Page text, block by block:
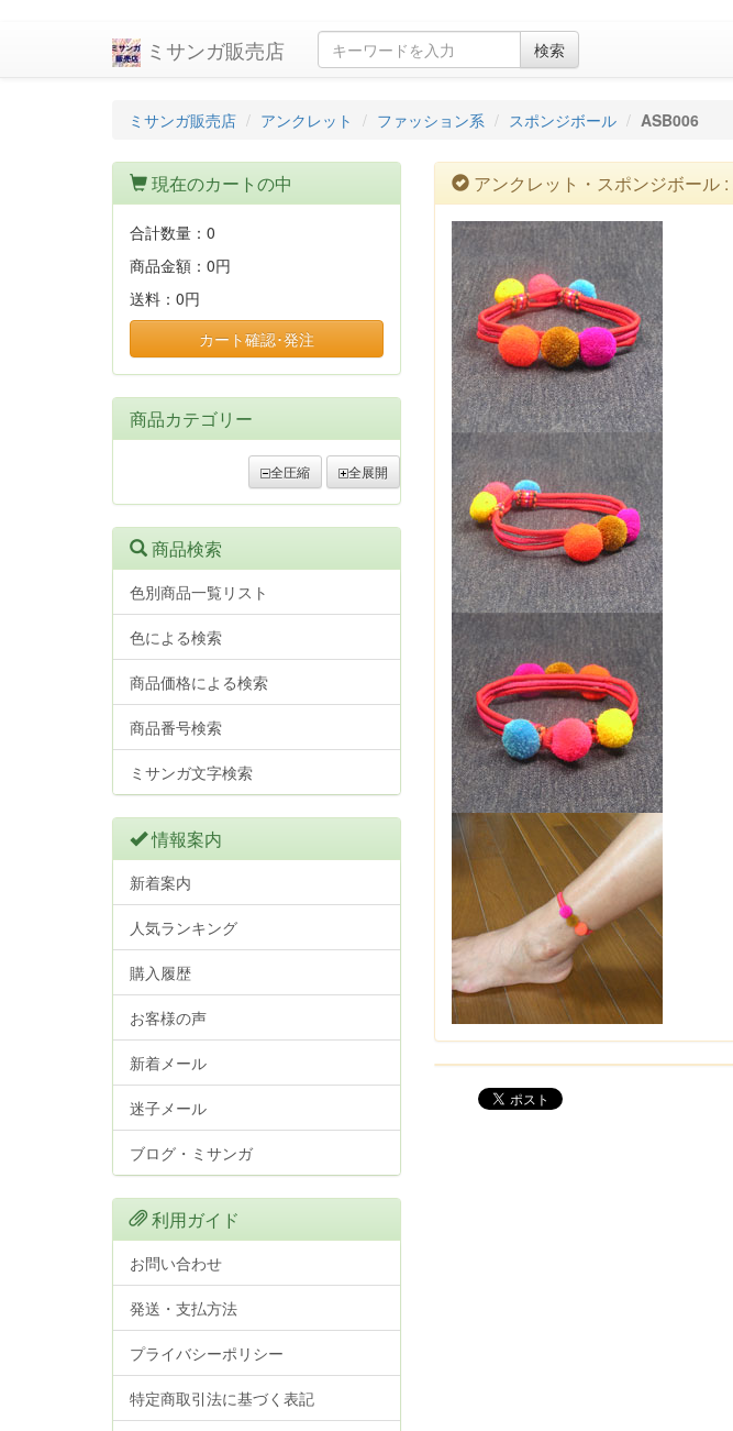
ミサンガ販売店 検索
ミサンガ販売店 アンクレット ファッション系 スポンジボール ASB006
アンクレット・スポンジボール
現在のカートの中
合計数量： 0
商品金額： 0円
送料： 0円
カート確認･発注
商品カテゴリー
全圧縮 全展開
商品検索
色別商品一覧リスト
色による検索
商品価格による検索
商品番号検索
ミサンガ文字検索
情報案内
新着案内
人気ランキング
購入履歴
お客様の声
新着メール
迷子メール
ブログ・ミサンガ
利用ガイド
お問い合わせ
発送・支払方法
プライバシーポリシー
特定商取引法に基づく表記